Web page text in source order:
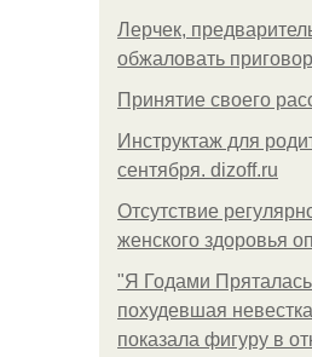
Лерчек,
обжаловать
Принятие своего
Инструктаж для
сентября. dizoff.ru
Отсутствие
женского здоровья
"Я Годами
похудевшая
показала фигуру в